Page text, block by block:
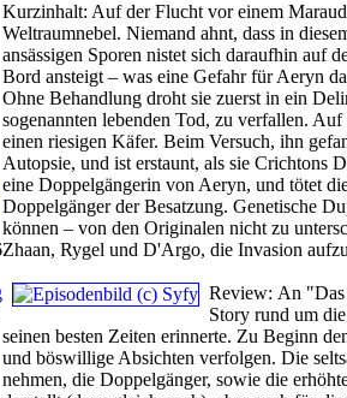
Kurzinhalt: Auf der Flucht vor einem
Weltraumnebel. Niemand ahnt, dass in
ansässigen Sporen nistet sich daraufhin auf
Bord ansteigt – was eine Gefahr für Aeryn
Ohne Behandlung droht sie zuerst in ein
sogenannten lebenden Tod, zu verfallen.
einen riesigen Käfer. Beim Versuch, ihn
Autopsie, und ist erstaunt, als sie
eine Doppelgängerin von Aeryn, und tötet
Doppelgänger der Besatzung. Genetische
können – von den Originalen nicht zu
Zhaan, Rygel und D'Argo, die Invasion
Review: An "Das
Story rund um
seinen besten Zeiten erinnerte. Zu Beginn
und böswillige Absichten verfolgen. Die
nehmen, die Doppelgänger, sowie die